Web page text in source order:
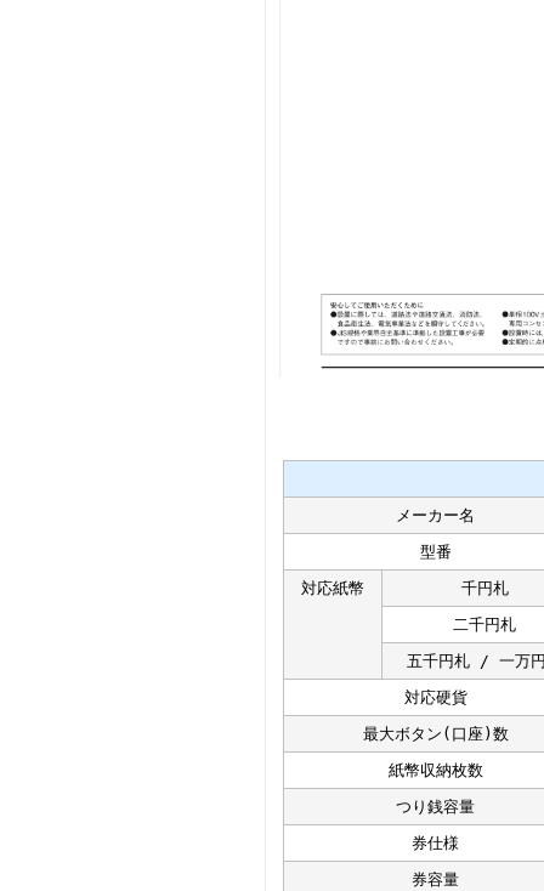
メーカー名
型番
対応紙幣
千円札
二千円札
五千円札 / 一万
対応硬貨
最大ボタン(口座)数
紙幣収納枚数
つり銭容量
券仕様
券容量